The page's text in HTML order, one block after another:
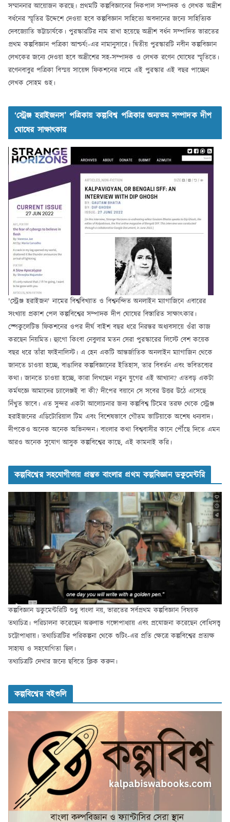
সম্মাননার আয়োজন করছে। প্রথমটি কল্পবিজ্ঞানের দিকপাল সম্পাদক ও লেখক অদ্রীশ
বর্ধনের স্মৃতির উদ্দেশে দেওয়া হবে কল্পবিজ্ঞান সাহিত্যে অবদানের জন্যে সাহিত্যিক
দেবজ্যোতি ভট্টাচার্যকে। পুরস্কারটির নাম রাখা হয়েছে অদ্রীশ বর্ধন সম্পাদিত ভারতের
প্রথম কল্পবিজ্ঞান পত্রিকা আশ্চর্য!-এর নামানুসারে। দ্বিতীয় পুরস্কারটি নবীন কল্পবিজ্ঞান
লেখকের জন্যে দেওয়া হবে অদ্রীশের সহ-সম্পাদক ও লেখক রণেন ঘোষের স্মৃতিতে।
রণেনবাবুর পত্রিকা বিস্ময় সায়েন্স ফিকশনের নামে এই পুরস্কার এই বছর পাচ্ছেন
লেখক সোহম গুহ।
‘স্ট্রেঞ্জ হরাইজনস’ পত্রিকায় কল্পবিশ্ব পত্রিকার অন্যতম সম্পাদক দীপ
ঘোষের সাক্ষাৎকার
'স্ট্রেঞ্জ হরাইজন' নামের বিশ্ববিখ্যাত ও বিশ্বনন্দিত অনলাইন ম্যাগাজিনে এবারের
সংখ্যায় প্রকাশ পেল কল্পবিশ্বের সম্পাদক দীপ ঘোষের বিস্তারিত সাক্ষাৎকার।
স্পেকুলেটিভ ফিকশনের ওপর দীর্ঘ বাইশ বছর ধরে নিরন্তর অধ্যবসায়ে ওঁরা কাজ
করছেন নিয়মিত। হ্যুগো কিংবা নেবুলার মতন সেরা পুরস্কারের লিস্টে বেশ কয়েক
বছর ধরে তাঁরা ফাইনালিস্ট। এ হেন একটি আন্তর্জাতিক অনলাইন ম্যাগাজিন থেকে
জানতে চাওয়া হচ্ছে, বাঙালির কল্পবিজ্ঞানের ইতিহাস, তার বিবর্তন এবং ভবিতব্যের
কথা। জানতে চাওয়া হচ্ছে, কারা লিখছেন নতুন যুগের এই আখ্যান? এতবড় একটা
কর্মযজ্ঞে আমাদের চ্যালেঞ্জই বা কী? দীপের বয়ানে সে সবের উত্তর উঠে এসেছে
নিঁখুত ভাবে। এত সুন্দর একটা আলোচনার জন্য কল্পবিশ্ব টিমের তরফ থেকে স্ট্রেঞ্জ
হরাইজনের এডিটোরিয়াল টিম এবং বিশেষভাবে গৌতম ভাটিয়াকে অশেষ ধন্যবাদ।
দীপকেও অনেক অনেক অভিনন্দন। বাংলার কথা বিশ্ববাসীর কানে পৌঁছে দিতে এমন
আরও অনেক সুযোগ আসুক কল্পবিশ্বের কাছে, এই কামনাই করি।
কল্পবিশ্বের সহযোগীতায় প্রস্তুত বাংলার প্রথম কল্পবিজ্ঞান ডকুমেন্টরি
কল্পবিজ্ঞান ডকুমেন্টরিটি শুধু বাংলা নয়, ভারতের সর্বপ্রথম কল্পবিজ্ঞান বিষয়ক
তথ্যচিত্র। পরিচালনা করেছেন অরুণাভ গঙ্গোপাধ্যায় এবং প্রযোজনা করেছেন বোধিসত্ত্ব
চট্টোপাধ্যায়। তথ্যচিত্রটির পরিকল্পনা থেকে শুটিং-এর প্রতি ক্ষেত্রে কল্পবিশ্বের প্রত্যক্ষ
সাহায্য ও সহযোগিতা ছিল।
তথ্যচিত্রটি দেখার জন্যে ছবিতে ক্লিক করুন।
কল্পবিশ্বের বইগুলি